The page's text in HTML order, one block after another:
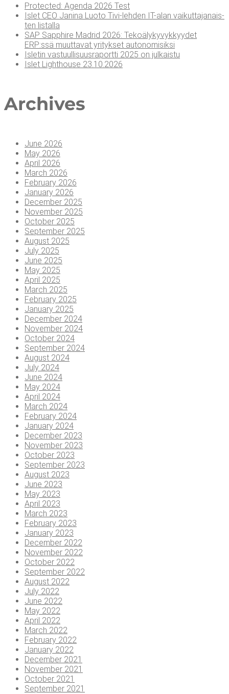
Pro­tec­ted: Agen­da 2026 Test
Islet CEO Jani­na Luo­to Tivi-leh­den IT-alan vai­kut­ta­ja­nais­
ten listalla
SAP Sapp­hi­re Madrid 2026: Teko­ä­ly­ky­vyk­kyy­det
ERP:ssä muut­ta­vat yri­tyk­set autonomisiksi
Isle­tin vas­tuul­li­suus­ra­port­ti 2025 on julkaistu
Islet Light­house 23.10.2026
Arc­hi­ves
June 2026
May 2026
April 2026
March 2026
February 2026
January 2026
December 2025
November 2025
October 2025
September 2025
August 2025
July 2025
June 2025
May 2025
April 2025
March 2025
February 2025
January 2025
December 2024
November 2024
October 2024
September 2024
August 2024
July 2024
June 2024
May 2024
April 2024
March 2024
February 2024
January 2024
December 2023
November 2023
October 2023
September 2023
August 2023
June 2023
May 2023
April 2023
March 2023
February 2023
January 2023
December 2022
November 2022
October 2022
September 2022
August 2022
July 2022
June 2022
May 2022
April 2022
March 2022
February 2022
January 2022
December 2021
November 2021
October 2021
September 2021